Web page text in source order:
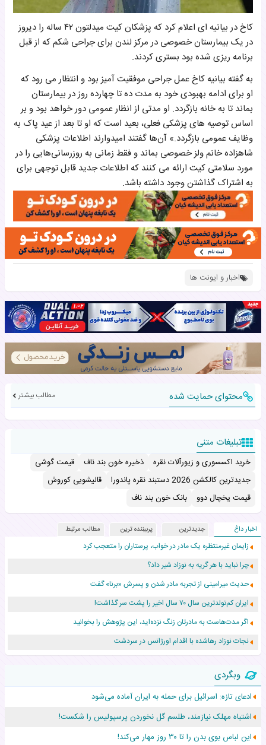
کاخ در بیانیه ای اعلام کرد که پزشکان کیت میدلتون ۴۲ ساله را دیروز
در یک بیمارستان خصوصی در مرکز لندن برای جراحی شکم که از قبل
برنامه ریزی شده بود بستری کردند.
به گفته بیانیه کاخ عمل جراحی موفقیت آمیز بود و انتظار می رود که
او برای ادامه بهبودی خود به مدت ده تا چهارده روز در بیمارستان
بماند تا به خانه بازگردد. او مدتی از انظار عمومی دور خواهد بود و بر
اساس توصیه های پزشکی فعلی، بعید است که او تا بعد از عید پاک به
وظایف عمومی بازگردد.» آن‌ها گفتند امیدوارند اطلاعات پزشکی
شاهزاده خانم ولز خصوصی بماند و فقط زمانی به روزرسانی‌هایی را در
مورد سلامتی کیت ارائه می کنند که اطلاعات جدید قابل توجهی برای
به اشتراک گذاشتن وجود داشته باشد.
اخبار و ایونت ها
محتوای حمایت شده مطالب بیشتر
تبلیغات متنی
خرید اکسسوری و زیورآلات نقره ذخیره خون بند ناف
قیمت گوشی
جدیدترین کالکشن 2026 دستبند نقره پاندورا
قالیشویی کوروش
قیمت یخچال دوو
بانک خون بند ناف
اخبار داغ جدیدترین پربیننده ترین مطالب مرتبط
زایمان غیرمنتظره یک مادر در خواب، پرستاران را متعجب کرد
چرا نباید با هر گریه به نوزاد شیر داد؟
حدیث میرامینی از تجربه مادر شدن و پسرش «برنا» گفت
ایران کم‌تولدترین سال ۷۰ سال اخیر را پشت سر گذاشت!
اگر مدت‌هاست به مادرتان زنگ نزده‌اید، این پژوهش را بخوانید
نجات نوزاد رهاشده با اقدام اورژانس در سردشت
زن ۲۴ ساله پس از درمان سرطان رحم، مادر شد
افزایش قد این دختر، چند میلیون دلار برای پدرش خرج داشته
حرکت غیرقانونی یک پرستار، جان دوقلوها را نجات داد!
وبگردی
ادعای تازه: اسرائیل برای حمله به ایران آماده می‌شود
اشتباه مهلک نیازمند، طلسم گل نخوردن پرسپولیس را شکست!
این لباس بوی بدن را تا ۳۰ روز مهار می‌کند!